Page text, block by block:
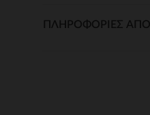
ΠΛΗΡΟΦΟΡΊΕΣ